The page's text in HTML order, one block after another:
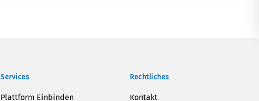
Services
Plattform Einbinden
Rechtliches
Kontakt